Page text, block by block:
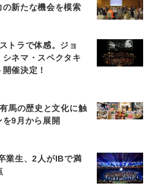
新たな機会を模索
トラで体感。ジョ
ネマ・スペクタキ
催決定！
馬の歴史と文化に触
9月から展開
業生、2人がIBで満